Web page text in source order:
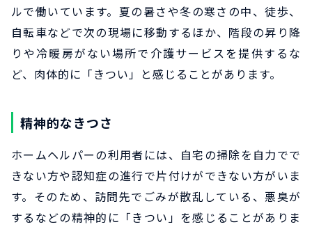
ルで働いています。夏の暑さや冬の寒さの中、徒歩、
自転車などで次の現場に移動するほか、階段の昇り降
りや冷暖房がない場所で介護サービスを提供するな
ど、肉体的に「きつい」と感じることがあります。
精神的なきつさ
ホームヘルパーの利用者には、自宅の掃除を自力でで
きない方や認知症の進行で片付けができない方がいま
す。そのため、訪問先でごみが散乱している、悪臭が
するなどの精神的に「きつい」を感じることがありま